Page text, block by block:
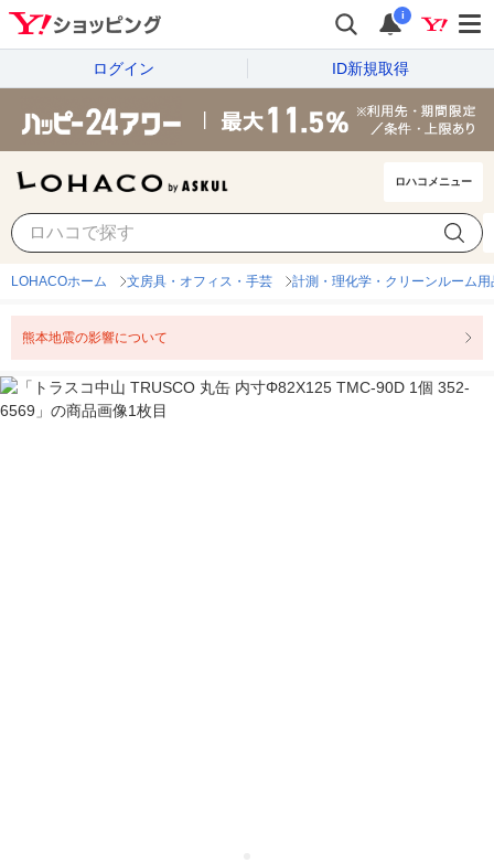
i
ログイン ID新規取得
ロハコメニュー
LOHACOホーム 文房具・オフィス・手芸 計測・理化学・クリーンルーム用
熊本地震の影響について